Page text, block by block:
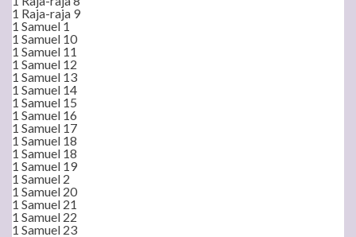
1 Raja-raja 9
1 Samuel 1
1 Samuel 10
1 Samuel 11
1 Samuel 12
1 Samuel 13
1 Samuel 14
1 Samuel 15
1 Samuel 16
1 Samuel 17
1 Samuel 18
1 Samuel 18
1 Samuel 19
1 Samuel 2
1 Samuel 20
1 Samuel 21
1 Samuel 22
1 Samuel 23